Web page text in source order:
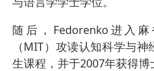
随后，Fedorenko进入
（MIT）攻读认知科学与
生课程，并于2007年获得博